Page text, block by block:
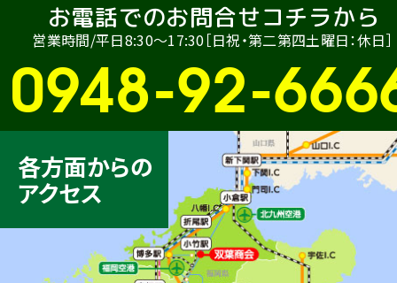
お電話でのお問合せコチラから
営業時間/平日8:30〜17:30［日祝・第二第四土曜日：休日］
0948-92-
各方面からの
アクセス